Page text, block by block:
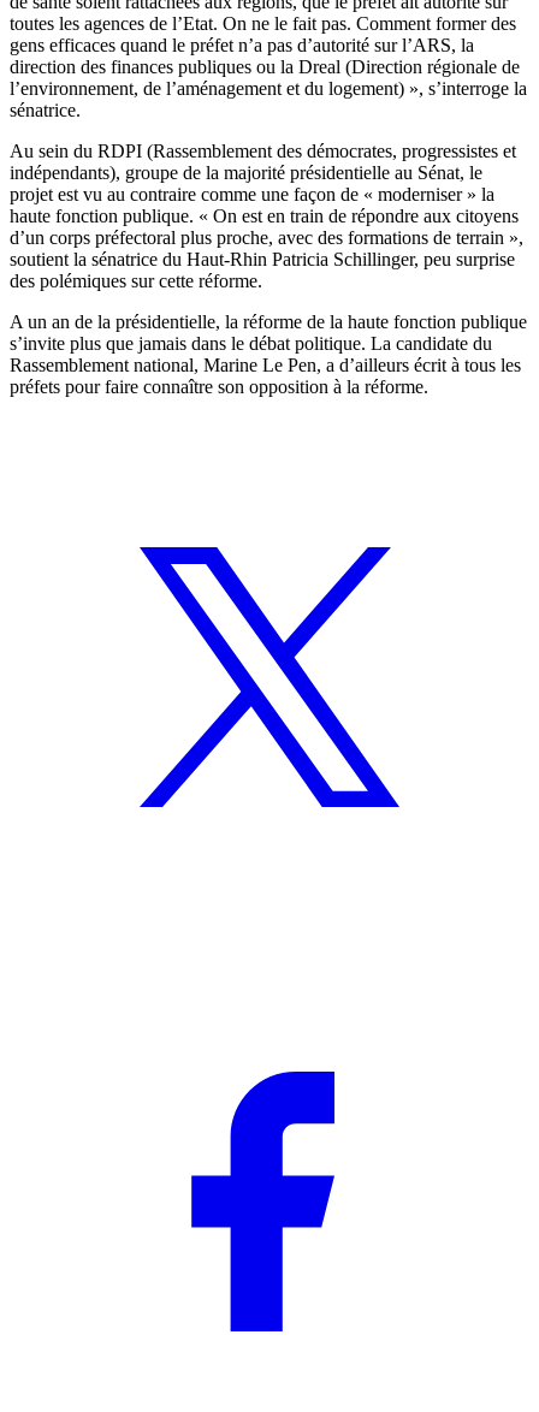
toutes les agences de l’Etat. On ne le fait pas. Comment former des
gens efficaces quand le préfet n’a pas d’autorité sur l’ARS, la
direction des finances publiques ou la Dreal (Direction régionale de
l’environnement, de l’aménagement et du logement) », s’interroge la
sénatrice.
Au sein du RDPI (Rassemblement des démocrates, progressistes et
indépendants), groupe de la majorité présidentielle au Sénat, le
projet est vu au contraire comme une façon de « moderniser » la
haute fonction publique. « On est en train de répondre aux citoyens
d’un corps préfectoral plus proche, avec des formations de terrain »,
soutient la sénatrice du Haut-Rhin Patricia Schillinger, peu surprise
des polémiques sur cette réforme.
A un an de la présidentielle, la réforme de la haute fonction publique
s’invite plus que jamais dans le débat politique. La candidate du
Rassemblement national, Marine Le Pen, a d’ailleurs écrit à tous les
préfets pour faire connaître son opposition à la réforme.